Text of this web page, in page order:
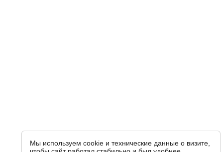
Мы используем cookie и технические данные о визите,